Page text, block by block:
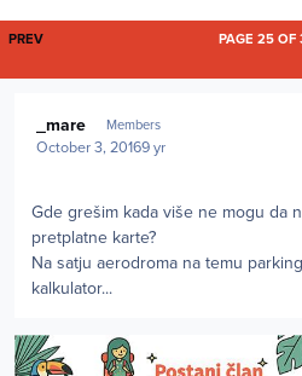
FIRST PAGE
PREV PAGE 25 OF
_mare Members
October 3, 20169 yr
Gde grešim kada više ne mogu da
pretplatne karte?
Na satju aerodroma na temu
kalkulator...